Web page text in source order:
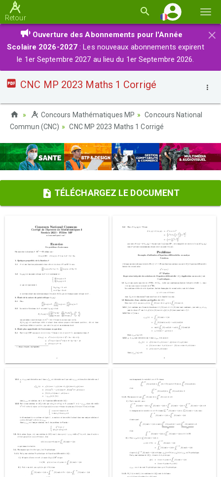
la
Retour
×
Ouverture des Abonnements pour l'Année
Scolaire 2026-2027 : Les nouveaux abonnements expirent
le 1er Septembre 2027 au lieu du 1er Septembre 2026.
CNC MP 2023 Maths 1 Corrigé
Concours Mathématiques MP
Concours National
Commun (CNC)
CNC MP 2023 Maths 1 Corrigé
TÉLÉCHARGEZ LE DOCUMENT